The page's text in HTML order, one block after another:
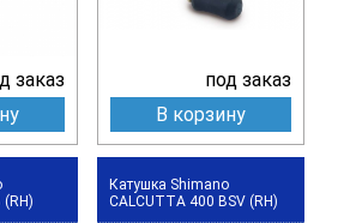
заказ
под заказ
В корзину
Катушка Shimano
CALCUTTA 400 BSV (RH)